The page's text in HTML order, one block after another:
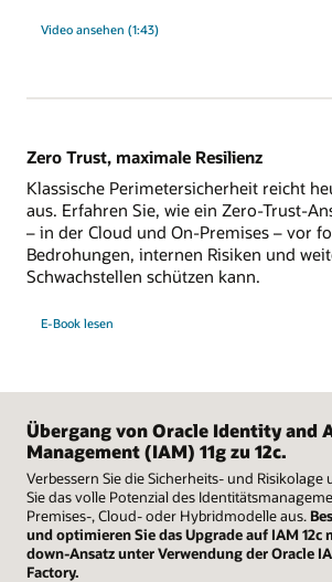
Video ansehen (1:43)
Zero Trust, maximale Resilienz
Klassische Perimetersicherheit reicht
aus. Erfahren Sie, wie ein Zero-Trust-
– in der Cloud und On-Premises – vor
Bedrohungen, internen Risiken und
Schwachstellen schützen kann.
E-Book lesen
Übergang von Oracle Identity and
Management (IAM) 11g zu 12c.
Verbessern Sie die Sicherheits- und Risikolage
Sie das volle Potenzial des
Premises-, Cloud- oder Hybridmodelle aus.
und optimieren Sie das Upgrade auf IAM 12c
down-Ansatz unter Verwendung der Oracle
Factory.